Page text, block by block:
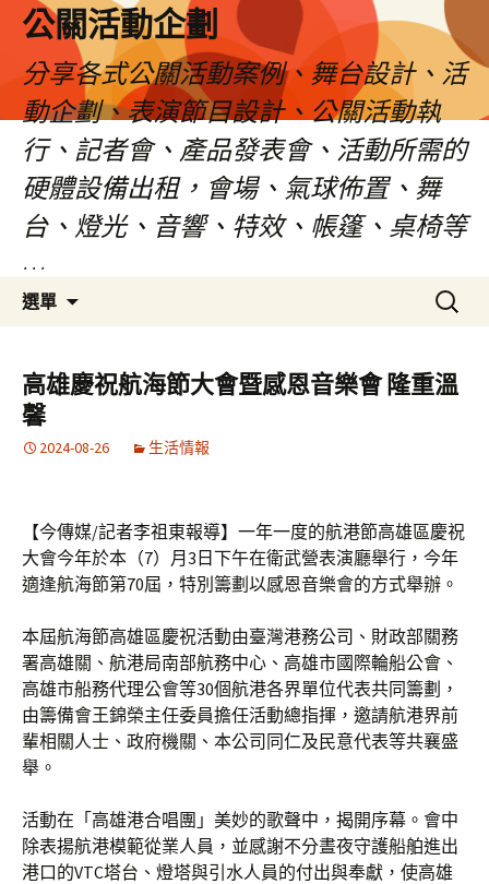
公關活動企劃
分享各式公關活動案例、舞台設計、活
動企劃、表演節目設計、公關活動執
行、記者會、產品發表會、活動所需的
硬體設備出租，會場、氣球佈置、舞
台、燈光、音響、特效、帳篷、桌椅等
…
選單
要
內
搜
尋
鍵
字:
高雄慶祝航海節大會暨感恩音樂會 隆重溫
馨
2024-08-26 生活情報
【今傳媒/記者李祖東報導】一年一度的航港節高雄區慶祝
大會今年於本（7）月3日下午在衛武營表演廳舉行，今年
適逢航海節第70屆，特別籌劃以感恩音樂會的方式舉辦。
本屆航海節高雄區慶祝活動由臺灣港務公司、財政部關務
署高雄關、航港局南部航務中心、高雄市國際輪船公會、
高雄市船務代理公會等30個航港各界單位代表共同籌劃，
由籌備會王錦榮主任委員擔任活動總指揮，邀請航港界前
輩相關人士、政府機關、本公司同仁及民意代表等共襄盛
舉。
活動在「高雄港合唱團」美妙的歌聲中，揭開序幕。會中
除表揚航港模範從業人員，並感謝不分晝夜守護船舶進出
港口的VTC塔台、燈塔與引水人員的付出與奉獻，使高雄